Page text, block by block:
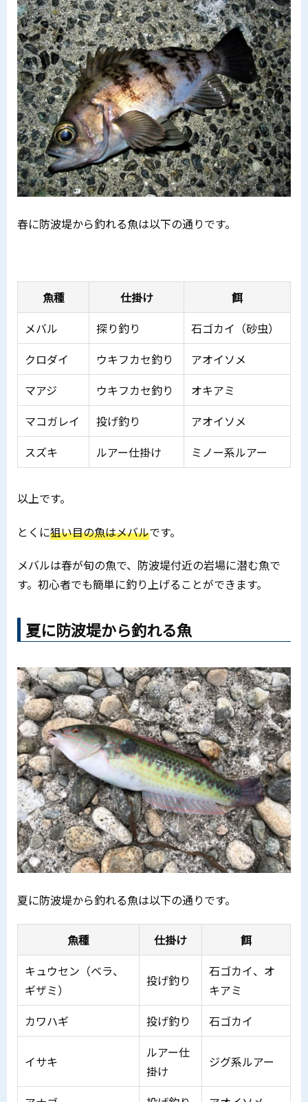
春に防波堤から釣れる魚は以下の通りです。
魚種 仕掛け
餌
メバル
探り釣り
石ゴカイ（砂虫）
クロダイ
ウキフカセ釣り
アオイソメ
マアジ
ウキフカセ釣り
オキアミ
マコガレイ
投げ釣り
アオイソメ
スズキ
ルアー仕掛け ミノー系ルアー
以上です。
とくに狙い目の魚はメバルです。
メバルは春が旬の魚で、防波堤付近の岩場に潜む魚で
す。初心者でも簡単に釣り上げることができます。
夏に防波堤から釣れる魚
夏に防波堤から釣れる魚は以下の通りです。
魚種 仕掛け
餌
キュウセン（ベラ、
ギザミ）
投げ釣り
石ゴカイ、オ
キアミ
カワハギ
投げ釣り 石ゴカイ
イサキ
ルアー仕
掛け
ジグ系ルアー